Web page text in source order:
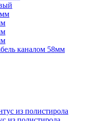
каналом 58мм